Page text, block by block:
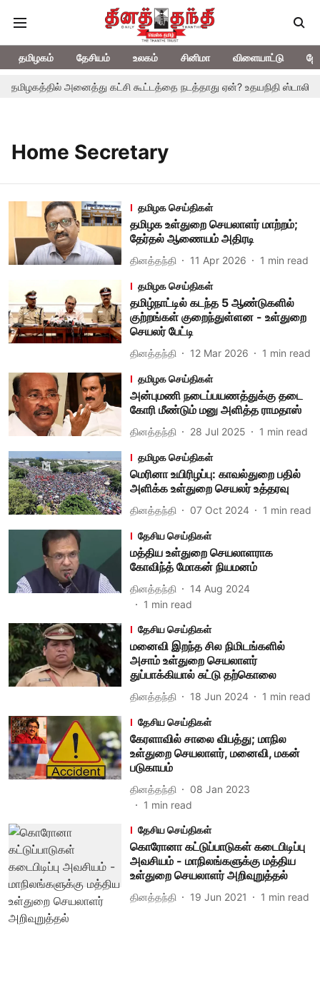
தமிழகம் தேசியம் உலகம் சினிமா விளையாட்டு
தமிழகத்தில் அனைத்து கட்சி கூட்டத்தை நடத்தாது ஏன்? உதயநிதி ஸ்டாலின்
Home Secretary
தமிழக செய்திகள்
தமிழக உள்துறை செயலாளர் மாற்றம்;
தேர்தல் ஆணையம் அதிரடி
தினத்தந்தி 11 Apr 2026 1 min read
தமிழக செய்திகள்
தமிழ்நாட்டில் கடந்த 5 ஆண்டுகளில்
குற்றங்கள் குறைந்துள்ளன - உள்துறை
செயலர் பேட்டி
தினத்தந்தி 12 Mar 2026 1 min read
தமிழக செய்திகள்
அன்புமணி நடைப்பயணத்துக்கு தடை
கோரி மீண்டும் மனு அளித்த ராமதாஸ்
தினத்தந்தி 28 Jul 2025 1 min read
தமிழக செய்திகள்
மெரினா உயிரிழப்பு: காவல்துறை பதில்
அளிக்க உள்துறை செயலர் உத்தரவு
தினத்தந்தி 07 Oct 2024 1 min read
தேசிய செய்திகள்
மத்திய உள்துறை செயலாளராக
கோவிந்த் மோகன் நியமனம்
தினத்தந்தி
14 Aug 2024
1 min read
தேசிய செய்திகள்
மனைவி இறந்த சில நிமிடங்களில்
அசாம் உள்துறை செயலாளர்
துப்பாக்கியால் சுட்டு தற்கொலை
தினத்தந்தி 18 Jun 2024 1 min read
தேசிய செய்திகள்
கேரளாவில் சாலை விபத்து; மாநில
உள்துறை செயலாளர், மனைவி, மகன்
படுகாயம்
தினத்தந்தி
08 Jan 2023
1 min read
தேசிய செய்திகள்
கொரோனா கட்டுப்பாடுகள் கடைபிடிப்பு
அவசியம் - மாநிலங்களுக்கு மத்திய
உள்துறை செயலாளர் அறிவுறுத்தல்
தினத்தந்தி 19 Jun 2021 1 min read